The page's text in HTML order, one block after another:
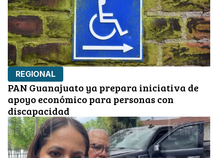
REGIONAL
PAN Guanajuato ya prepara iniciativa de
apoyo económico para personas con
discapacidad